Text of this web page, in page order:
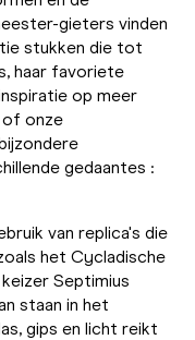
gieters vinden
stukken die tot
haar favoriete
op meer
of onze
gedaantes :
van replica's die
het Cycladische
Septimius
staan in het
gips en licht reikt